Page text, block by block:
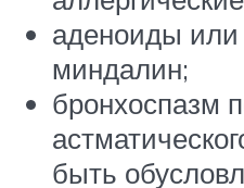
аденоиды или
миндалин;
бронхоспазм
быть